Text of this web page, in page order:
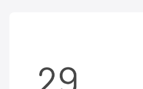
合作共进